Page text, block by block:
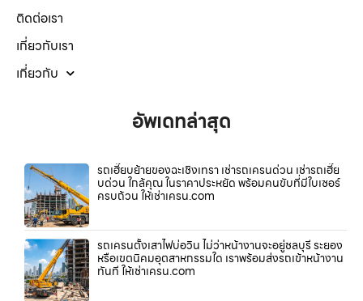
ติดต่อเรา
เกี่ยวกับเรา
เกี่ยวกับ
อัพเดทล่าสุด
รถเฮี๊ยบย้ายของฉะเชิงเทรา เช่ารถเครนด่วน เช่ารถเฮี๊ย
บด่วน ใกล้คุณ ในราคาประหยัด พร้อมคนขับที่มีใบเซอร์
ครบถ้วน ให้เช่าเครน.com
รถเครนตั้งเสาไฟบ่อวิน ไม่ว่าหน้างานจะอยู่ชลบุรี ระยอง
หรือเขตนิคมอุตสาหกรรมใด เราพร้อมส่งรถเข้าหน้างาน
ทันที ให้เช่าเครน.com